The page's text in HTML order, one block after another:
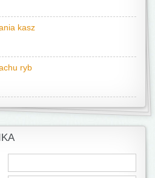
kasz
ryb